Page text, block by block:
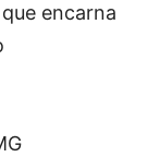
encarna